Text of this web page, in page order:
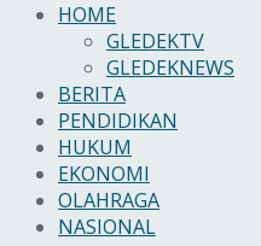
HOME
GLEDEKTV
GLEDEKNEWS
BERITA
PENDIDIKAN
HUKUM
EKONOMI
OLAHRAGA
NASIONAL